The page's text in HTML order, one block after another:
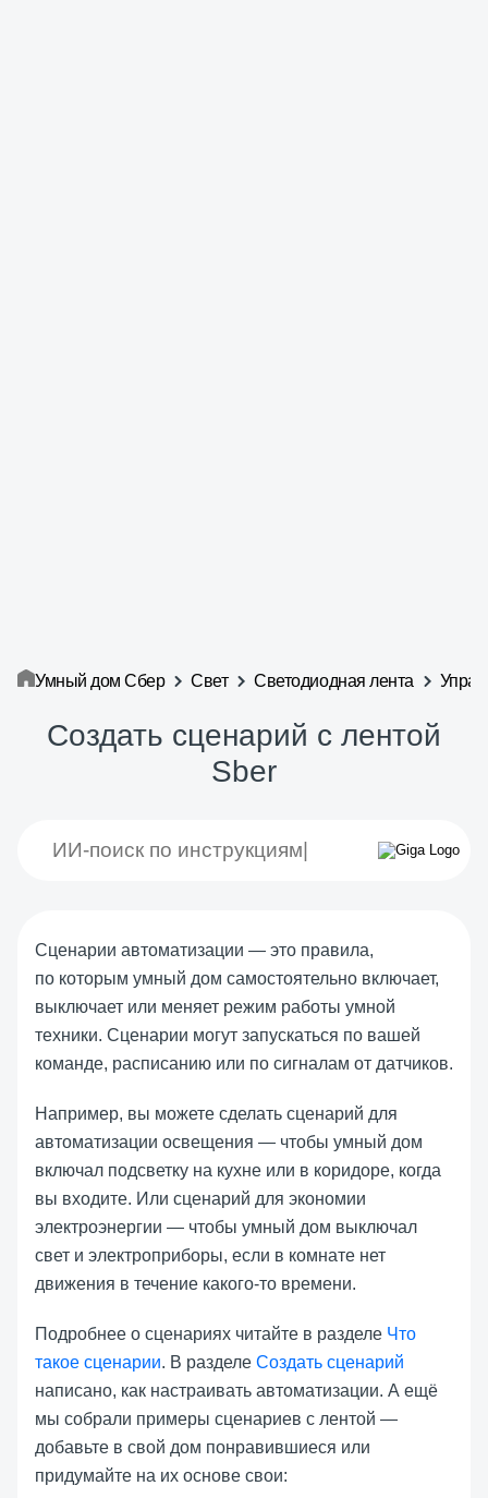
Умный дом Сбер Свет Светодиодная лента
Создать сценарий с лентой
Sber
Сценарии автоматизации — это правила,
по которым умный дом самостоятельно включает,
выключает или меняет режим работы умной
техники. Сценарии могут запускаться по вашей
команде, расписанию или по сигналам от датчиков.
Например, вы можете сделать сценарий для
автоматизации освещения — чтобы умный дом
включал подсветку на кухне или в коридоре, когда
вы входите. Или сценарий для экономии
электроэнергии — чтобы умный дом выключал
свет и электроприборы, если в комнате нет
движения в течение какого-то времени.
Подробнее о сценариях читайте в разделе Что
такое сценарии. В разделе Создать сценарий
написано, как настраивать автоматизации. А ещё
мы собрали примеры сценариев с лентой —
добавьте в свой дом понравившиеся или
придумайте на их основе свои: